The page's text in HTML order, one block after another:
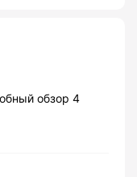
обзор 4